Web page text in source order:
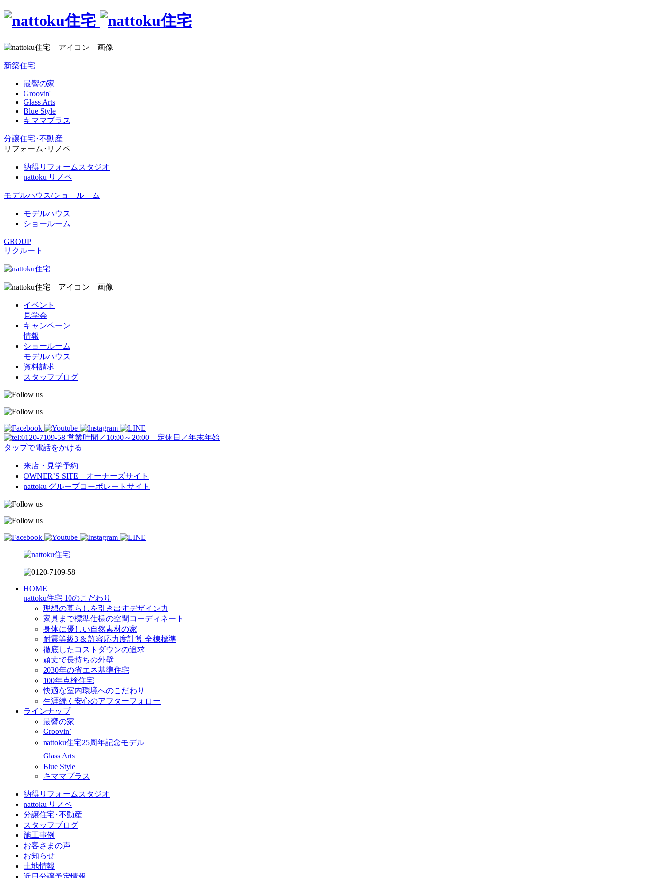
新築住宅
最響の家
Groovin'
Glass Arts
Blue Style
キママプラス
分譲住宅･不動産
リフォーム･リノベ
納得リフォームスタジオ
nattoku リノベ
モデルハウス/ショールーム
モデルハウス
ショールーム
GROUP
リクルート
イベント
見学会
キャンペーン
情報
ショールーム
モデルハウス
資料請求
スタッフブログ
営業時間／10:00～20:00 定休日／年末年始
タップで電話をかける
来店・見学予約
OWNER’S SITE オーナーズサイト
nattoku グループコーポレートサイト
HOME
nattoku住宅 10のこだわり
理想の暮らしを引き出すデザイン力
家具まで標準仕様の空間コーディネート
身体に優しい自然素材の家
耐震等級3 & 許容応力度計算 全棟標準
徹底したコストダウンの追求
頑丈で長持ちの外壁
2030年の省エネ基準住宅
100年点検住宅
快適な室内環境へのこだわり
生涯続く安心のアフターフォロー
ラインナップ
最響の家
Groovin’
nattoku住宅25周年記念モデル
Glass Arts
Blue Style
キママプラス
納得リフォームスタジオ
nattoku リノベ
分譲住宅･不動産
スタッフブログ
施工事例
お客さまの声
お知らせ
土地情報
近日分譲予定情報